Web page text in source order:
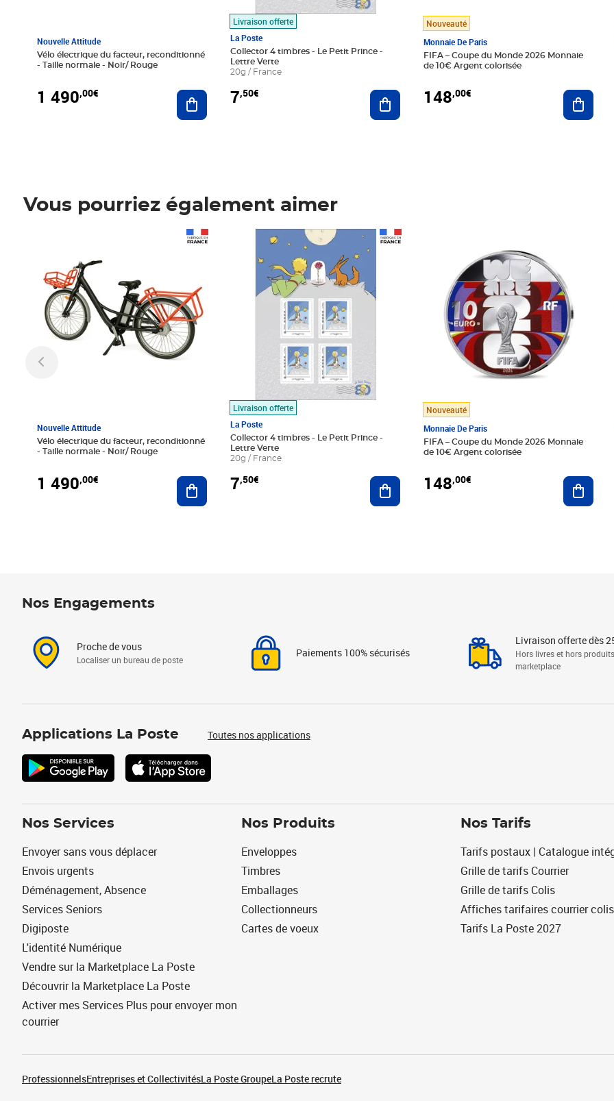
Nouvelle Attitude
Vélo électrique du facteur, reconditionné
- Taille normale - Noir/ Rouge
1 490,00€ Ajouter au panier
Livraison offerte
La Poste
Collector 4 timbres - Le Petit Prince -
Lettre Verte
20g / France
7,50€ Ajouter au panier
Nouveauté
Monnaie De Paris
FIFA – Coupe du Monde 2026 Monnaie
de 10€ Argent colorisée
148,00€
Vous pourriez également aimer
Nouvelle Attitude
Vélo électrique du facteur, reconditionné
- Taille normale - Noir/ Rouge
1 490,00€ Ajouter au panier
Livraison offerte
La Poste
Collector 4 timbres - Le Petit Prince -
Lettre Verte
20g / France
7,50€
Prix 7,50€
Ajouter au panier
Nouveauté
Monnaie De Paris
FIFA – Coupe du Monde 2026 Monnaie
de 10€ Argent colorisée
148,00€
Nos Engagements
Proche de vous
Localiser un bureau de poste
Paiements 100% sécurisés
Livraison offerte dès
Hors livres et hors produits
marketplace
Applications La Poste Toutes nos applications
Nos Services
Envoyer sans vous déplacer
Envois urgents
Déménagement, Absence
Services Seniors
Digiposte
L'identité Numérique
Vendre sur la Marketplace La Poste
Découvrir la Marketplace La Poste
Activer mes Services Plus pour envoyer mon
courrier
Nos Produits
Enveloppes
Timbres
Emballages
Collectionneurs
Cartes de voeux
Nos Tarifs
Tarifs postaux | Catalogue
Grille de tarifs Courrier
Grille de tarifs Colis
Affiches tarifaires courrier colis
Tarifs La Poste 2027
ProfessionnelsEntreprises et CollectivitésLa Poste GroupeLa Poste recrute